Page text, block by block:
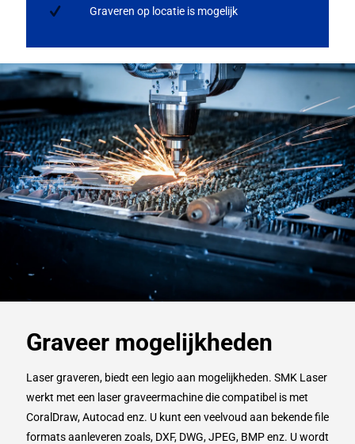
Graveren op locatie is mogelijk
Graveer mogelijkheden
Laser graveren, biedt een legio aan mogelijkheden. SMK Laser
werkt met een laser graveermachine die compatibel is met
CoralDraw, Autocad enz. U kunt een veelvoud aan bekende file
formats aanleveren zoals, DXF, DWG, JPEG, BMP enz. U wordt